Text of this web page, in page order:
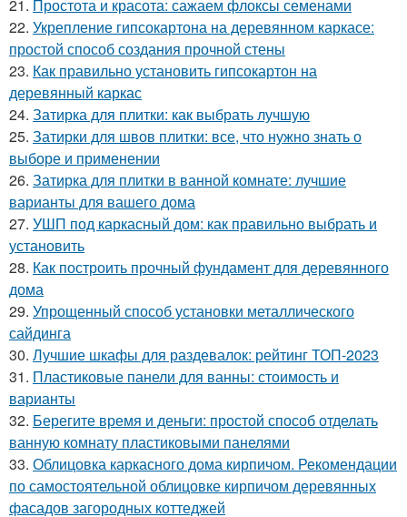
21. Простота и красота: сажаем флоксы семенами
22. Укрепление гипсокартона на деревянном каркасе:
простой способ создания прочной стены
23. Как правильно установить гипсокартон на
деревянный каркас
24. Затирка для плитки: как выбрать лучшую
25. Затирки для швов плитки: все, что нужно знать о
выборе и применении
26. Затирка для плитки в ванной комнате: лучшие
варианты для вашего дома
27. УШП под каркасный дом: как правильно выбрать и
установить
28. Как построить прочный фундамент для деревянного
дома
29. Упрощенный способ установки металлического
сайдинга
30. Лучшие шкафы для раздевалок: рейтинг ТОП-2023
31. Пластиковые панели для ванны: стоимость и
варианты
32. Берегите время и деньги: простой способ отделать
ванную комнату пластиковыми панелями
33. Облицовка каркасного дома кирпичом. Рекомендации
по самостоятельной облицовке кирпичом деревянных
фасадов загородных коттеджей